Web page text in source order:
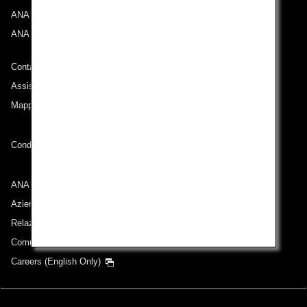
ANA Experience
ANA Mileage Club
Contatti ANA
Assistenza tecnica (Accessibilità)
Mappa del sito
Condizioni di trasporto
ANA Group
Aziende appartenenti al gruppo
Relazioni con gli azionisti
Comunicati stampa
Careers (English Only)